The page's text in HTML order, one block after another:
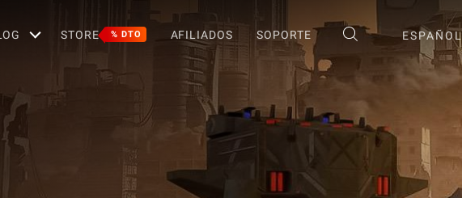
STORE % DTO AFILIADOS SOPORTE ESPAÑOL